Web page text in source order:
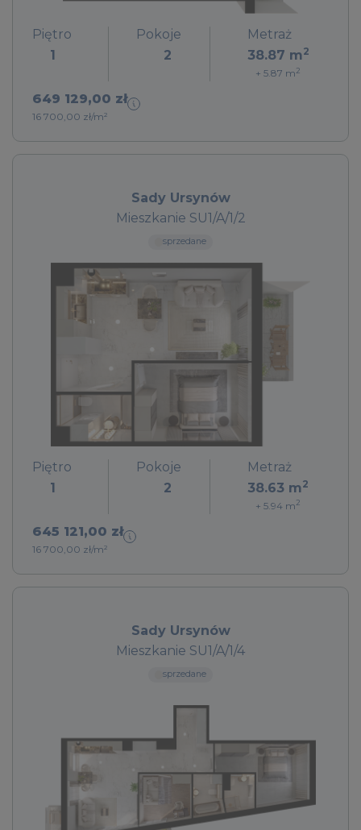
Piętro
1
Pokoje
2
Metraż
38.87 m2
+ 5.87 m2
649 129,00 zł
16 700,00 zł/m²
Sady Ursynów
Mieszkanie SU1/A/1/2
sprzedane
Piętro
1
Pokoje
2
Metraż
38.63 m2
+ 5.94 m2
645 121,00 zł
16 700,00 zł/m²
Sady Ursynów
Mieszkanie SU1/A/1/4
sprzedane